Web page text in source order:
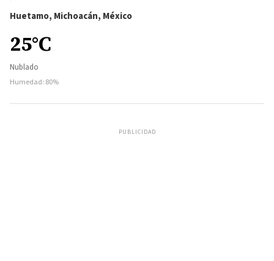
Huetamo, Michoacán, México
25°C
Nublado
Humedad: 80%
PUBLICIDAD